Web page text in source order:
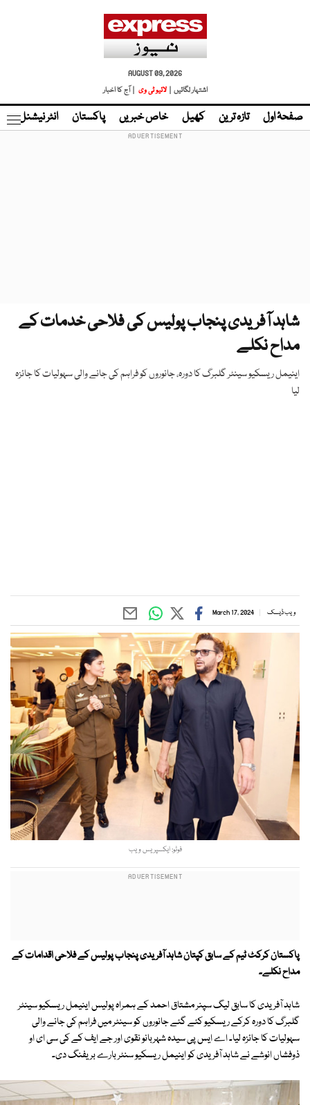
AUGUST 09, 2026
اشتہار لگائیں |
لائیو ٹی وی | آج کا اخبار
صفحۂ اول تازہ ترین کھیل خاص خبریں پاکستان انٹر نیشنل
شاہد آفریدی پنجاب پولیس کی فلاحی خدمات کے
مداح نکلے
اینیمل ریسکیو سینٹر گلبرگ کا دورہ، جانوروں کو فراہم کی جانے والی سہولیات کا جائزہ
لیا
ویب ڈیسک March 17, 2024
فوٹو: ایکسپریس ویب
پاکستان کرکٹ ٹیم کے سابق کپتان شاہد آفریدی پنجاب پولیس کے فلاحی اقدامات کے
مداح نکلے۔
شاہد آفریدی کا سابق لیگ سپنر مشتاق احمد کے ہمراہ پولیس اینیمل ریسکیو سینٹر
گلبرگ کا دورہ کرکے ریسکیو کئے گئے جانوروں کو سینٹر میں فراہم کی جانے والی
سہولیات کا جائزہ لیا۔ اے ایس پی سیدہ شہربانو نقوی اور جے ایف کے کی سی ای او
ذوفشاں انوشے نے شاہد آفریدی کو اینیمل ریسکیو سنٹر بارے بریفنگ دی۔